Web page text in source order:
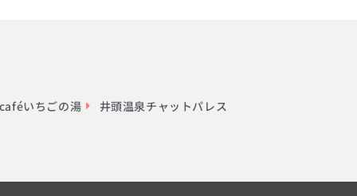
いちごの湯 井頭温泉チャットパレス